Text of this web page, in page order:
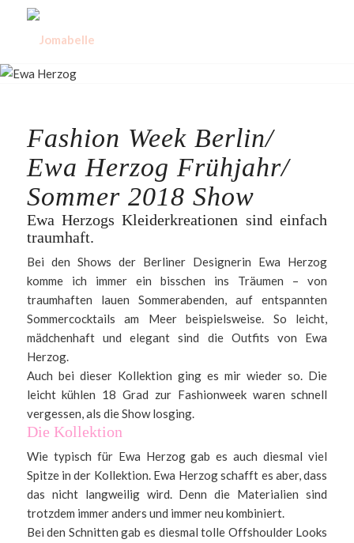
Fashion Week Berlin/
Ewa Herzog Frühjahr/
Sommer 2018 Show
Ewa Herzogs Kleiderkreationen sind einfach
traumhaft.
Bei den Shows der Berliner Designerin Ewa Herzog
komme ich immer ein bisschen ins Träumen – von
traumhaften lauen Sommerabenden, auf entspannten
Sommercocktails am Meer beispielsweise. So leicht,
mädchenhaft und elegant sind die Outfits von Ewa
Herzog.
Auch bei dieser Kollektion ging es mir wieder so. Die
leicht kühlen 18 Grad zur Fashionweek waren schnell
vergessen, als die Show losging.
Die Kollektion
Wie typisch für Ewa Herzog gab es auch diesmal viel
Spitze in der Kollektion. Ewa Herzog schafft es aber, dass
das nicht langweilig wird. Denn die Materialien sind
trotzdem immer anders und immer neu kombiniert.
Bei den Schnitten gab es diesmal tolle Offshoulder Looks